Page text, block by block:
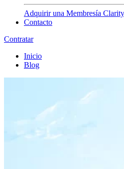
Adquirir una Membresía Clarity
Contacto
Contratar
Inicio
Blog